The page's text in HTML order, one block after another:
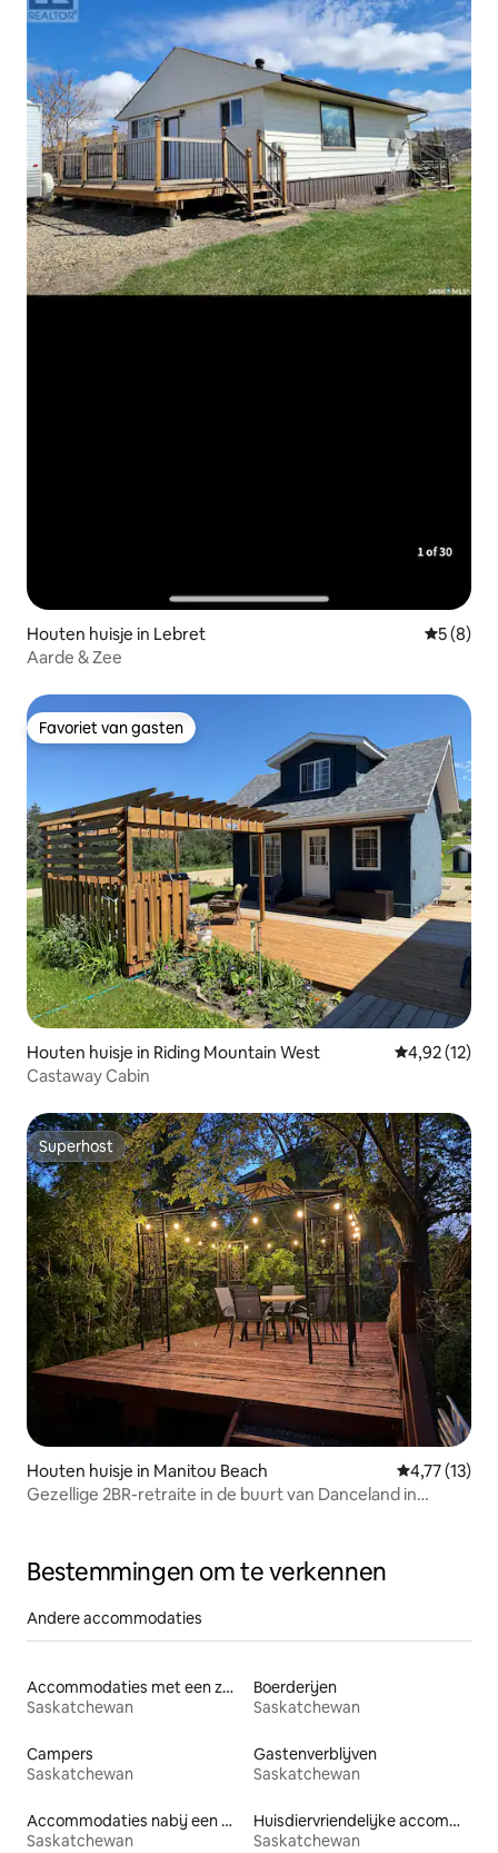
Houten huisje in Lebret
5 (8)
Aarde & Zee
Favoriet van gasten
Favoriet van gasten
Houten huisje in Riding Mountain West Gemiddelde
4,92 (12)
Castaway Cabin
Superhost
Superhost
Houten huisje in Manitou Beach Gemiddelde
4,77 (13)
Gezellige 2BR-retraite in de buurt van Danceland in
Bestemmingen om te verkennen
Andere accommodaties
Accommodaties met een zwembad
Saskatchewan
Boerderijen
Saskatchewan
Campers
Saskatchewan
Gastenverblijven
Saskatchewan
Accommodaties nabij een meer
Saskatchewan
Huisdiervriendelijke accommodaties
Saskatchewan